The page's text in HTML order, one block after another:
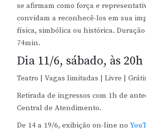
se afirmam como força e
convidam a reconhecê-los em sua
física, simbólica ou histórica.
74min.
Dia 11/6, sábado, às 20h
Teatro | Vagas limitadas | Livre |
Retirada de ingressos com 1h de
Central de Atendimento.
De 14 a 19/6, exibição on-line no